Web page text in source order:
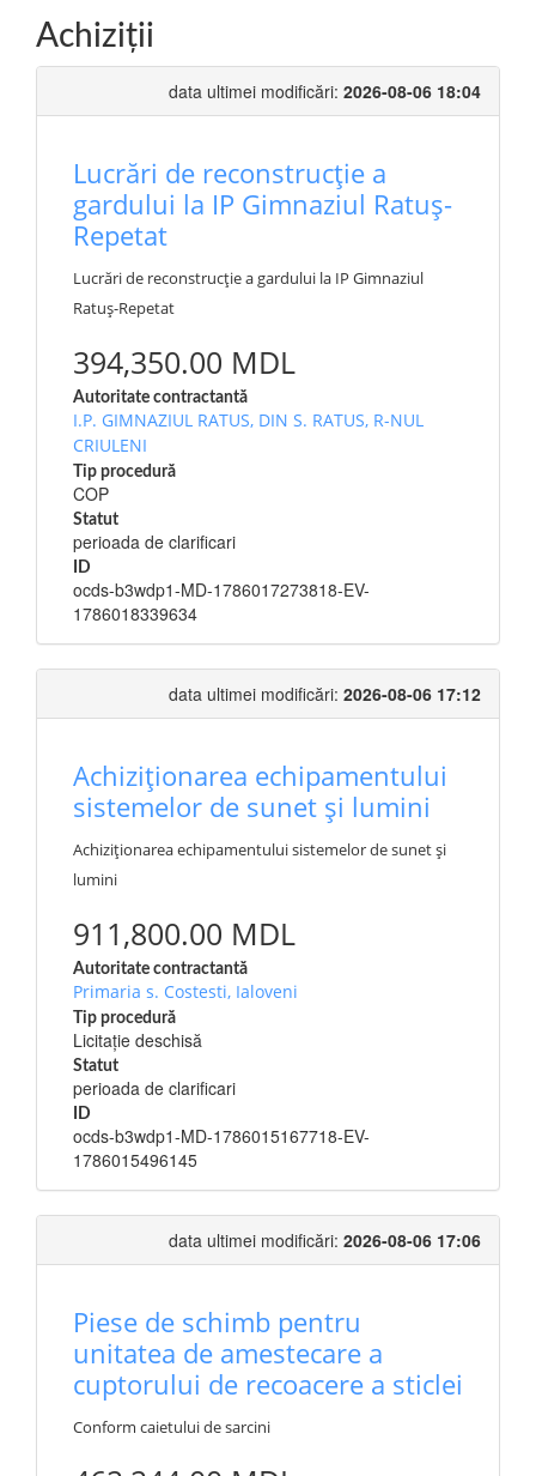
Achiziţii
data ultimei modificări: 2026-08-06 18:04
Lucrări de reconstrucție a
gardului la IP Gimnaziul Ratuș-
Repetat
Lucrări de reconstrucție a gardului la IP Gimnaziul
Ratuș-Repetat
394,350.00 MDL
Autoritate contractantă
I.P. GIMNAZIUL RATUS, DIN S. RATUS, R-NUL
CRIULENI
Tip procedură
COP
Statut
perioada de clarificari
ID
ocds-b3wdp1-MD-1786017273818-EV-
1786018339634
data ultimei modificări: 2026-08-06 17:12
Achiziționarea echipamentului
sistemelor de sunet și lumini
Achiziționarea echipamentului sistemelor de sunet și
lumini
911,800.00 MDL
Autoritate contractantă
Primaria s. Costesti, Ialoveni
Tip procedură
Licitație deschisă
Statut
perioada de clarificari
ID
ocds-b3wdp1-MD-1786015167718-EV-
1786015496145
data ultimei modificări: 2026-08-06 17:06
Piese de schimb pentru
unitatea de amestecare a
cuptorului de recoacere a sticlei
Conform caietului de sarcini